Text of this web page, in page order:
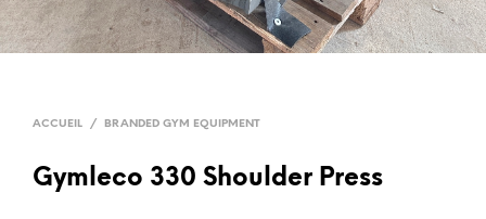
ACCUEIL / BRANDED GYM EQUIPMENT
Gymleco 330 Shoulder Press